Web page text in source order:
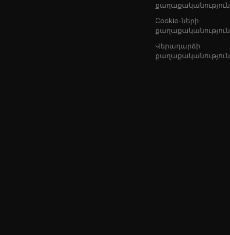
քաղաքականություն
Cookie-ների
քաղաքականություն
Վերադարձի
քաղաքականություն